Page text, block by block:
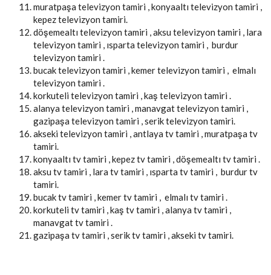
muratpaşa televizyon tamiri , konyaaltı televizyon tamiri ,
kepez televizyon tamiri.
döşemealtı televizyon tamiri , aksu televizyon tamiri , lara
televizyon tamiri , ısparta televizyon tamiri , burdur
televizyon tamiri .
bucak televizyon tamiri , kemer televizyon tamiri , elmalı
televizyon tamiri .
korkuteli televizyon tamiri , kaş televizyon tamiri .
alanya televizyon tamiri , manavgat televizyon tamiri ,
gazipaşa televizyon tamiri , serik televizyon tamiri.
akseki televizyon tamiri , antlaya tv tamiri , muratpaşa tv
tamiri.
konyaaltı tv tamiri , kepez tv tamiri , döşemealtı tv tamiri .
aksu tv tamiri , lara tv tamiri , ısparta tv tamiri , burdur tv
tamiri.
bucak tv tamiri , kemer tv tamiri , elmalı tv tamiri .
korkuteli tv tamiri , kaş tv tamiri , alanya tv tamiri ,
manavgat tv tamiri .
gazipaşa tv tamiri , serik tv tamiri , akseki tv tamiri.